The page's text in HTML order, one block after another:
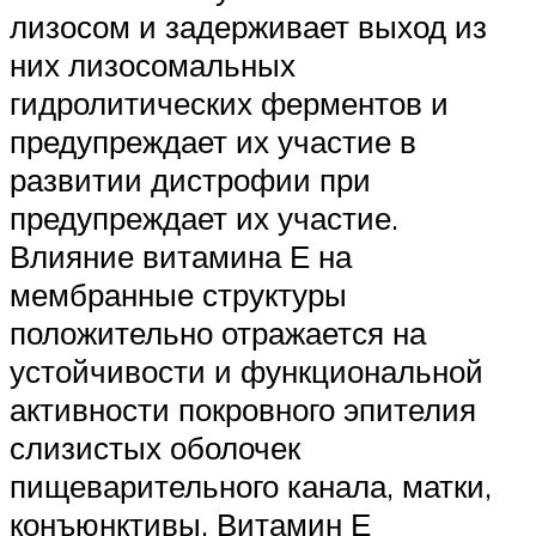
лизосом и задерживает выход из
них лизосомальных
гидролитических ферментов и
предупреждает их участие в
развитии дистрофии при
предупреждает их участие.
Влияние витамина Е на
мембранные структуры
положительно отражается на
устойчивости и функциональной
активности покровного эпителия
слизистых оболочек
пищеварительного канала, матки,
конъюнктивы. Витамин Е